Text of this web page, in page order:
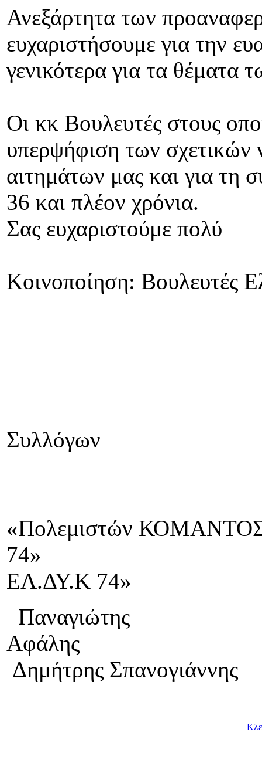
Ανεξάρτητα των
ευχαριστήσουμε για την
γενικότερα για τα θέματα
Οι κκ Βουλευτές στους
υπερψήφιση των σχετικών
αιτημάτων μας και για τη
36 και πλέον χρόνια.
Σας ευχαριστούμε πολύ
Κοινοποίηση: Βουλευτές
Συλλόγων
«Πολεμιστών
74»
ΕΛ.ΔΥ.Κ 74»
Παναγιώτης
Δημήτρης Σπανογιάννης